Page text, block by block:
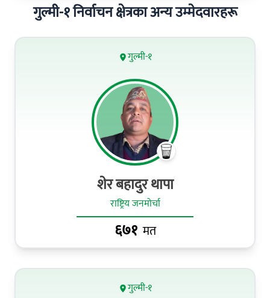
गुल्मी-१ निर्वाचन क्षेत्रका अन्य उम्मेदवारहरू
गुल्मी-१
शेर बहादुर थापा
राष्ट्रिय जनमोर्चा
६७१ मत
गुल्मी-१